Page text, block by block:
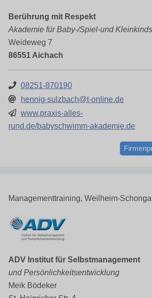
Berührung mit Respekt
Akademie für Baby-/Spiel-und
Weideweg 7
86551 Aichach
08251-870190
hennig-sulzbach@t-online.de
www.praxis-alles-
rund.de/babyschwimm-akademie.de
Managementtraining, Weilheim-
ADV Institut für Selbstmanagement
und Persönlichkeitsentwicklung
Meik Bödeker